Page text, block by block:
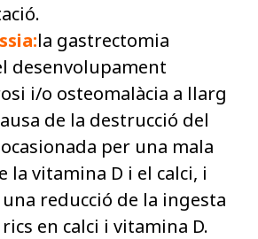
la gastrectomia
desenvolupament
i/o osteomalàcia a llarg
de la destrucció del
per una mala
la vitamina D i el calci, i
reducció de la ingesta
en calci i vitamina D.